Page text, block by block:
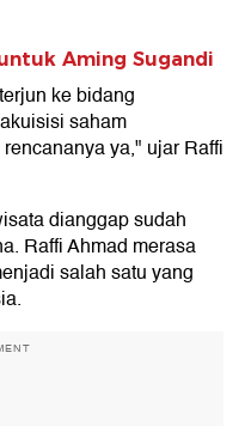
Aming Sugandi
ke bidang
saham
ya," ujar Raffi
dianggap sudah
Raffi Ahmad merasa
salah satu yang